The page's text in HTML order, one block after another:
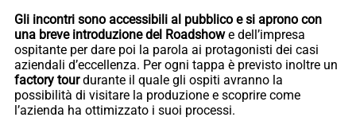
Gli incontri sono accessibili al pubblico e si aprono con
una breve introduzione del Roadshowe dell’impresa
ospitante per dare poi la parola ai protagonisti dei casi
aziendali d’eccellenza. Per ogni tappa è previsto inoltre un
factory tourdurante il quale gli ospiti avranno la
possibilità di visitare la produzione e scoprire come
l’azienda ha ottimizzato i suoi processi.